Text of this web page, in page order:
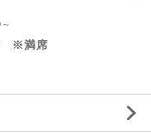
※満席